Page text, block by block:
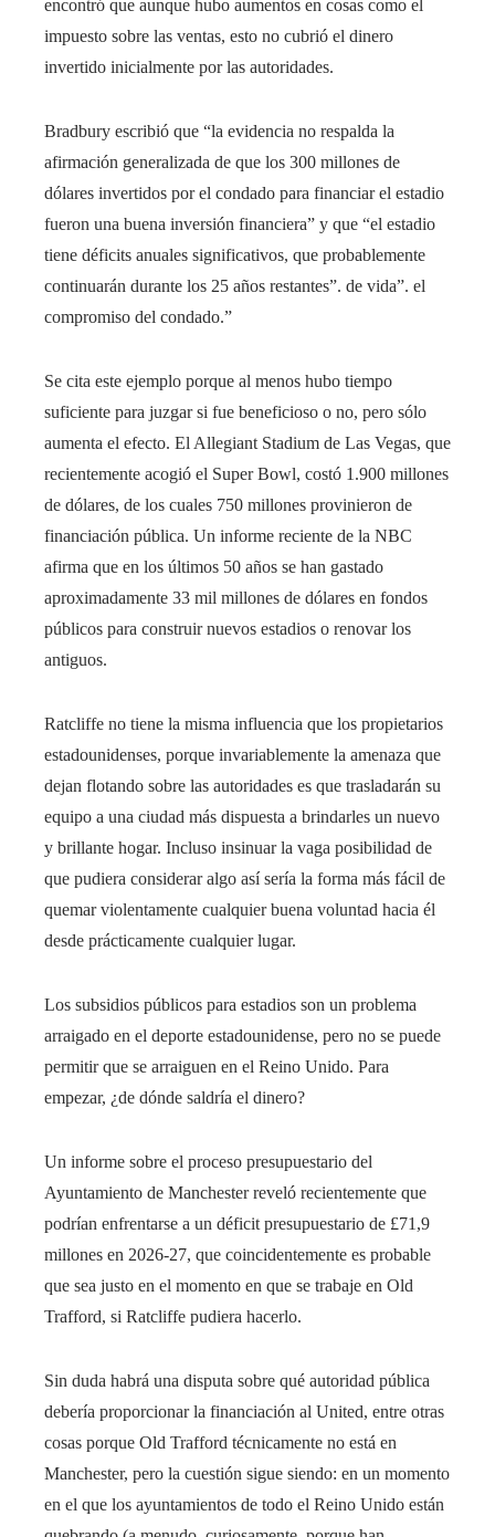
encontró que aunque hubo aumentos en cosas como el
impuesto sobre las ventas, esto no cubrió el dinero
invertido inicialmente por las autoridades.
Bradbury escribió que “la evidencia no respalda la
afirmación generalizada de que los 300 millones de
dólares invertidos por el condado para financiar el estadio
fueron una buena inversión financiera” y que “el estadio
tiene déficits anuales significativos, que probablemente
continuarán durante los 25 años restantes”. de vida”. el
compromiso del condado.”
Se cita este ejemplo porque al menos hubo tiempo
suficiente para juzgar si fue beneficioso o no, pero sólo
aumenta el efecto. El Allegiant Stadium de Las Vegas, que
recientemente acogió el Super Bowl, costó 1.900 millones
de dólares, de los cuales 750 millones provinieron de
financiación pública. Un informe reciente de la NBC
afirma que en los últimos 50 años se han gastado
aproximadamente 33 mil millones de dólares en fondos
públicos para construir nuevos estadios o renovar los
antiguos.
Ratcliffe no tiene la misma influencia que los propietarios
estadounidenses, porque invariablemente la amenaza que
dejan flotando sobre las autoridades es que trasladarán su
equipo a una ciudad más dispuesta a brindarles un nuevo
y brillante hogar. Incluso insinuar la vaga posibilidad de
que pudiera considerar algo así sería la forma más fácil de
quemar violentamente cualquier buena voluntad hacia él
desde prácticamente cualquier lugar.
Los subsidios públicos para estadios son un problema
arraigado en el deporte estadounidense, pero no se puede
permitir que se arraiguen en el Reino Unido. Para
empezar, ¿de dónde saldría el dinero?
Un informe sobre el proceso presupuestario del
Ayuntamiento de Manchester reveló recientemente que
podrían enfrentarse a un déficit presupuestario de £71,9
millones en 2026-27, que coincidentemente es probable
que sea justo en el momento en que se trabaje en Old
Trafford, si Ratcliffe pudiera hacerlo.
Sin duda habrá una disputa sobre qué autoridad pública
debería proporcionar la financiación al United, entre otras
cosas porque Old Trafford técnicamente no está en
Manchester, pero la cuestión sigue siendo: en un momento
en el que los ayuntamientos de todo el Reino Unido están